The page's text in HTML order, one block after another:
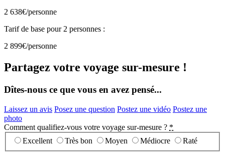
2 638€/personne
Tarif de base pour 2 personnes :
2 899€/personne
Partagez votre voyage sur-mesure !
Dîtes-nous ce que vous en avez pensé...
Laissez un avis Posez une question Postez une vidéo Postez une
photo
Comment qualifiez-vous votre voyage sur-mesure ? *
Excellent
Très bon Moyen Médiocre Raté